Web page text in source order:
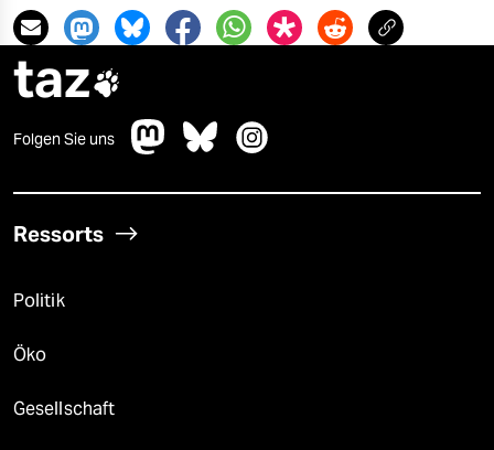
taz
Folgen Sie uns
Ressorts
Politik
Öko
Gesellschaft